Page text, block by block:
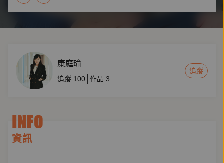
康庭瑜
追蹤 100 作品 3
追蹤
INFO
資訊